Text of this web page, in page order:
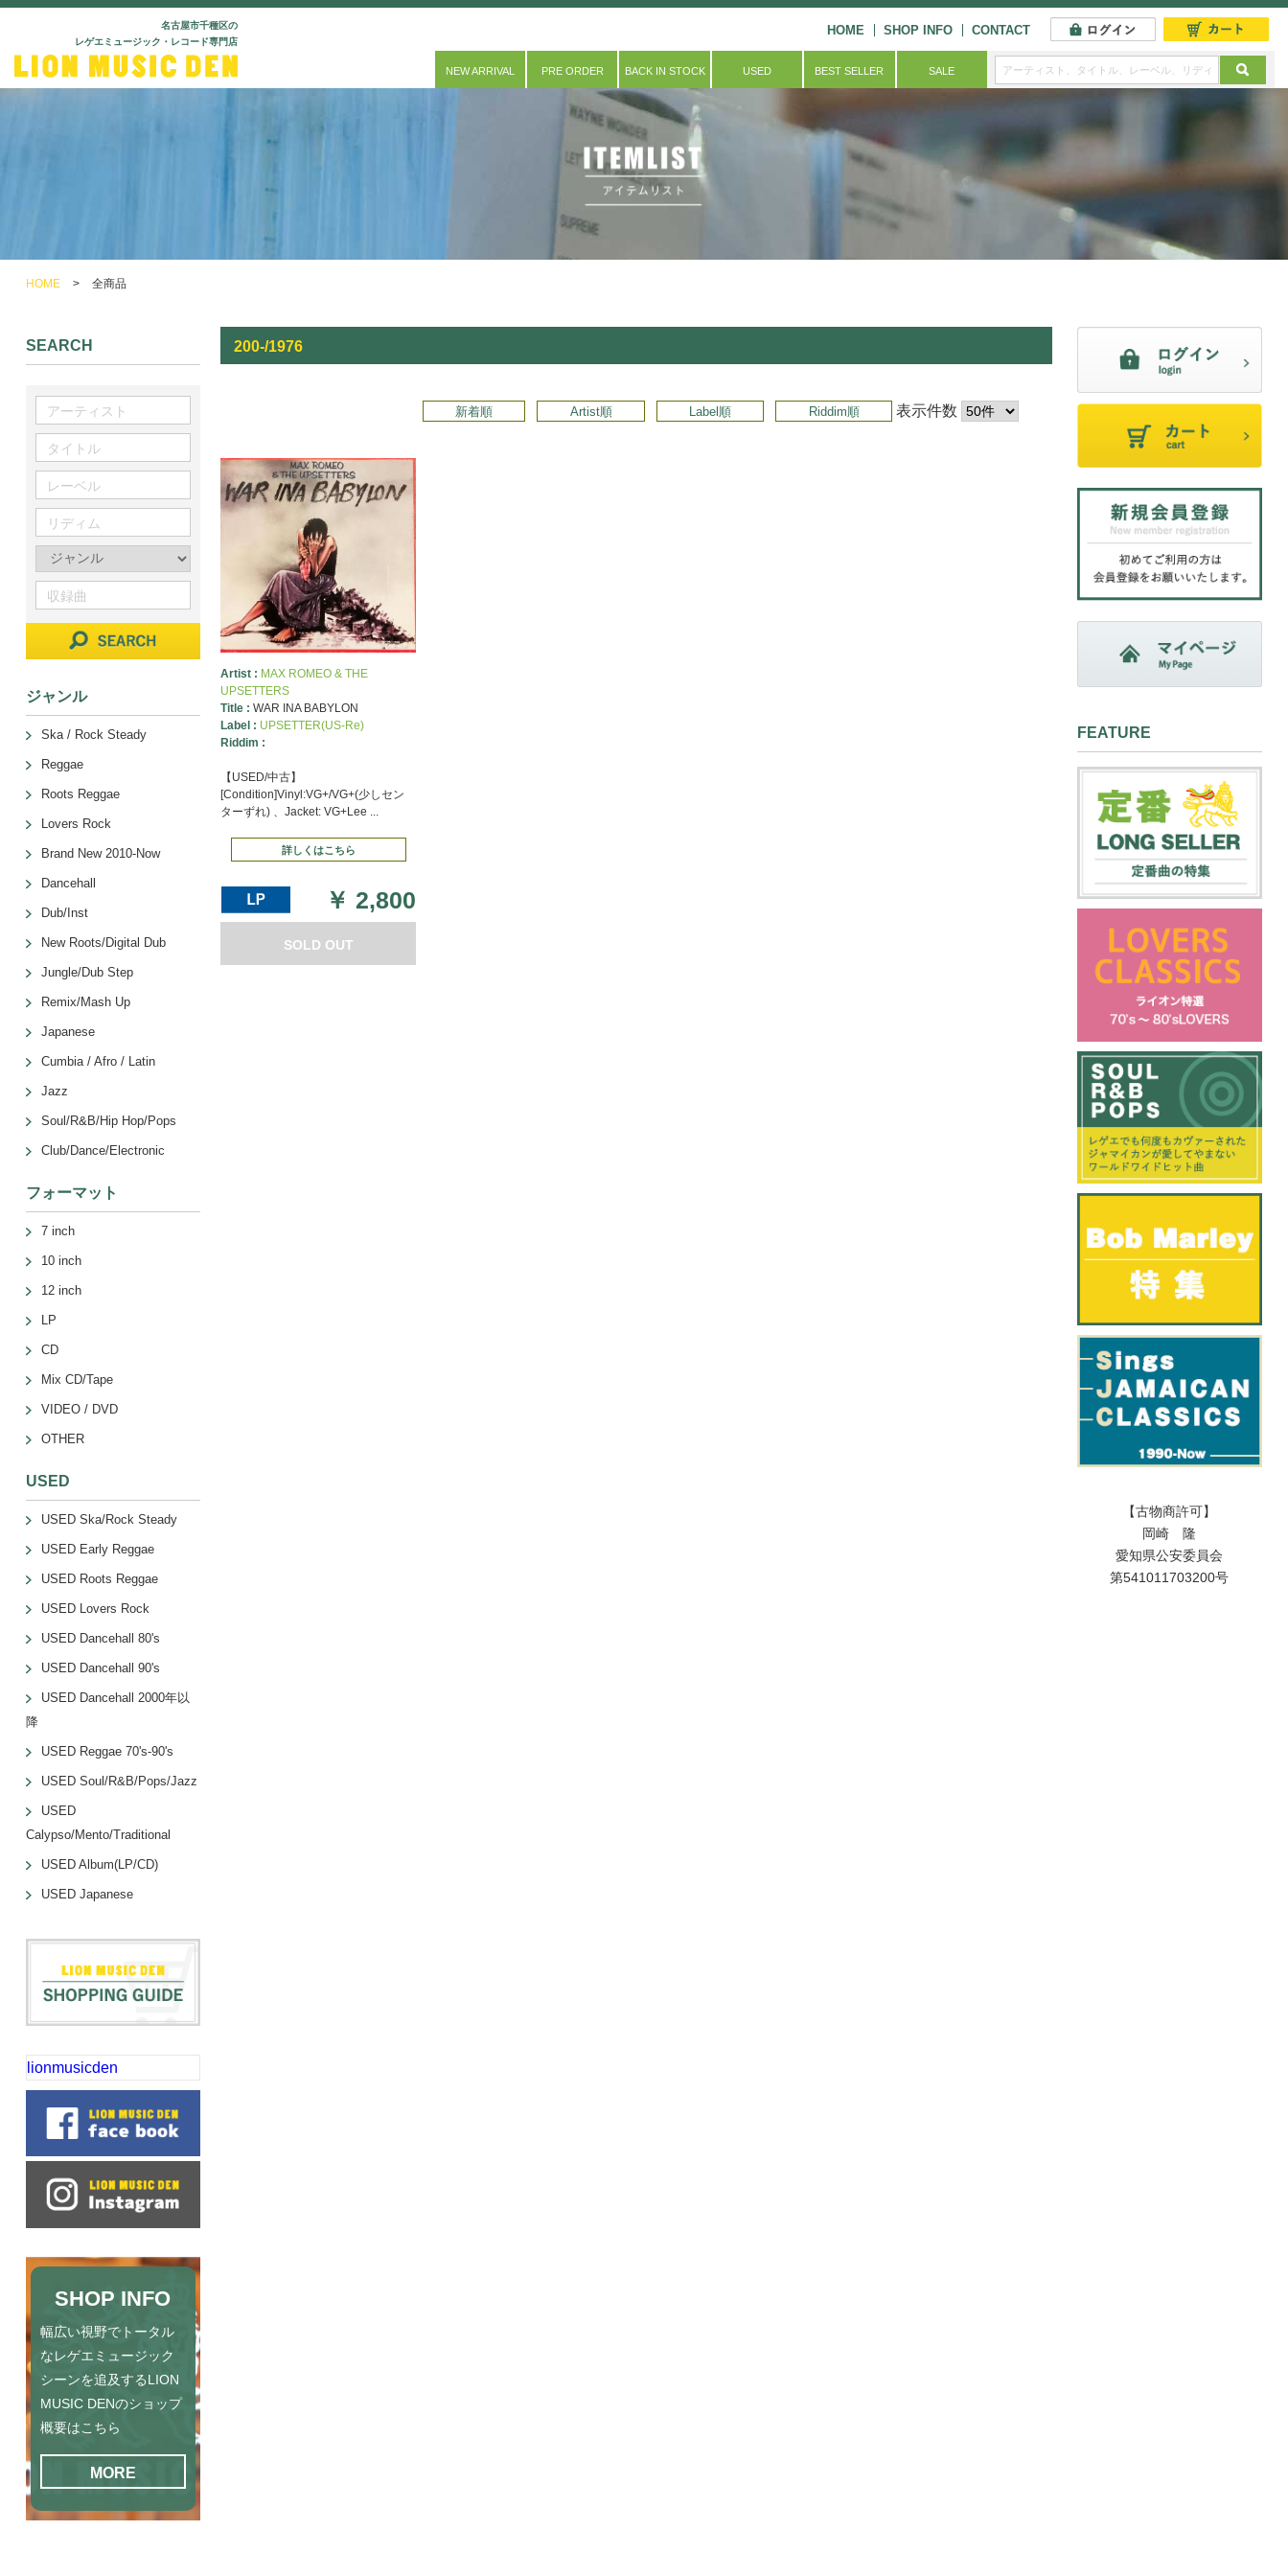
名古屋市千種区の
レゲエミュージック・レコード専門店
HOME SHOP INFO CONTACT
NEW ARRIVAL PRE ORDER BACK IN STOCK USED BEST SELLER SALE
HOME > 全商品
200-/1976
新着順 Artist順 Label順 Riddim順 表示件数
Artist : MAX ROMEO & THE
UPSETTERS
Title :WAR INA BABYLON
Label : UPSETTER(US-Re)
Riddim :
【USED/中古】
[Condition]Vinyl:VG+/VG+(少しセン
ターずれ) 、Jacket: VG+Lee ...
詳しくはこちら
￥2,800
SOLD OUT
SEARCH
ジャンル
Ska / Rock Steady
Reggae
Roots Reggae
Lovers Rock
Brand New 2010-Now
Dancehall
Dub/Inst
New Roots/Digital Dub
Jungle/Dub Step
Remix/Mash Up
Japanese
Cumbia / Afro / Latin
Jazz
Soul/R&B/Hip Hop/Pops
Club/Dance/Electronic
フォーマット
7 inch
10 inch
12 inch
LP
CD
Mix CD/Tape
VIDEO / DVD
OTHER
USED
USED Ska/Rock Steady
USED Early Reggae
USED Roots Reggae
USED Lovers Rock
USED Dancehall 80's
USED Dancehall 90's
USED Dancehall 2000年以
降
USED Reggae 70's-90's
USED Soul/R&B/Pops/Jazz
USED
Calypso/Mento/Traditional
USED Album(LP/CD)
USED Japanese
lionmusicden
SHOP INFO
幅広い視野でトータル
なレゲエミュージック
シーンを追及するLION
MUSIC DENのショップ
概要はこちら
MORE
FEATURE
【古物商許可】
岡崎 隆
愛知県公安委員会
第541011703200号